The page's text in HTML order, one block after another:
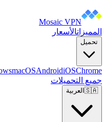
Mosaic VPN
المميزاتالأسعار
تحميل
macOSAndroidiOSChrome
جميع التحميلات
🇸🇦 العربية